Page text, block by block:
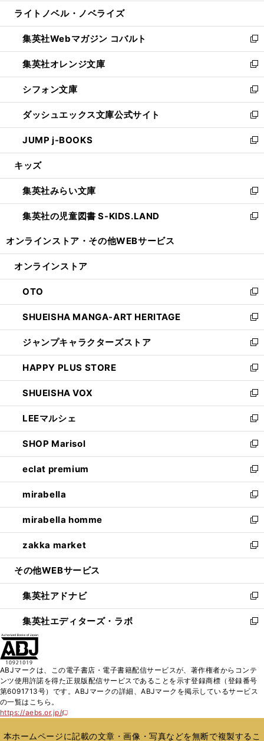
開
く
ウ
で
開
く
ウ
ン
ド
ウ
で
開
く
し
ウ
ィ
ン
ド
ウ
で
開
く
ライトノベル・ノベライズ
集英社Webマガジン コバルト
新
し
い
ウ
ィ
ン
ド
ウ
で
開
集英社オレンジ文庫
新
し
い
ウ
ィ
ン
ド
ウ
開
く
シフォン文庫
新
し
い
ウ
ィ
ン
ウ
で
開
く
ダッシュエックス文庫公式サイト
新
し
い
ウ
ン
ド
ウ
で
JUMP j-BOOKS
新
し
ウ
ィ
ン
ド
開
キッズ
集英社みらい文庫
新
し
い
ン
ウ
で
開
く
集英社の児童図書 S-KIDS.LAND
新
ウ
ン
ド
ウ
で
開
く
オンラインストア・ その他WEBサービス
オンラインストア
OTO
新
し
い
ウ
ィ
ン
ド
ウ
で
開
く
SHUEISHA MANGA-ART HERITAGE
新
し
い
ウ
ィ
ン
ド
ウ
で
開
く
ジャンプキャラクターズストア
新
し
い
ウ
ィ
ン
ド
ウ
で
開
く
HAPPY PLUS STORE
新
し
い
ウ
ィ
ン
ド
ウ
で
開
く
SHUEISHA VOX
新
し
い
ウ
ィ
ン
ド
ウ
で
開
く
LEEマルシェ
新
し
い
ウ
ィ
ン
ド
ウ
で
開
く
SHOP Marisol
新
し
い
ウ
ィ
ン
ド
ウ
で
開
eclat premium
新
し
い
ウ
ィ
ン
ド
ウ
開
く
mirabella
新
し
い
ウ
ィ
ン
ウ
で
開
く
mirabella homme
新
し
い
ウ
ン
ド
ウ
で
zakka market
新
し
ウ
ィ
ン
ド
く
その他WEBサービス
集英社アドナビ
新
し
い
ド
ウ
で
集英社エディターズ・ラボ
新
ィ
ン
ド
開
ABJマークは、この電子書店・電子書籍配信サービスが、著作権者からコンテ
ンツ使用許諾を得た正規版配信サービスであることを示す登録商標（登録番号
第6091713号）です。ABJマークの詳細、ABJマークを掲示しているサービス
の一覧はこちら。
https://aebs.or.jp/
新
い
本ホームページに記載の文章・画像・写真などを無断で複製するこ